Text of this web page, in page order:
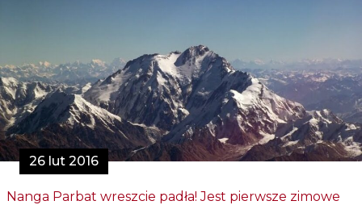
26 lut 2016
Nanga Parbat wreszcie padła! Jest pierwsze zimowe